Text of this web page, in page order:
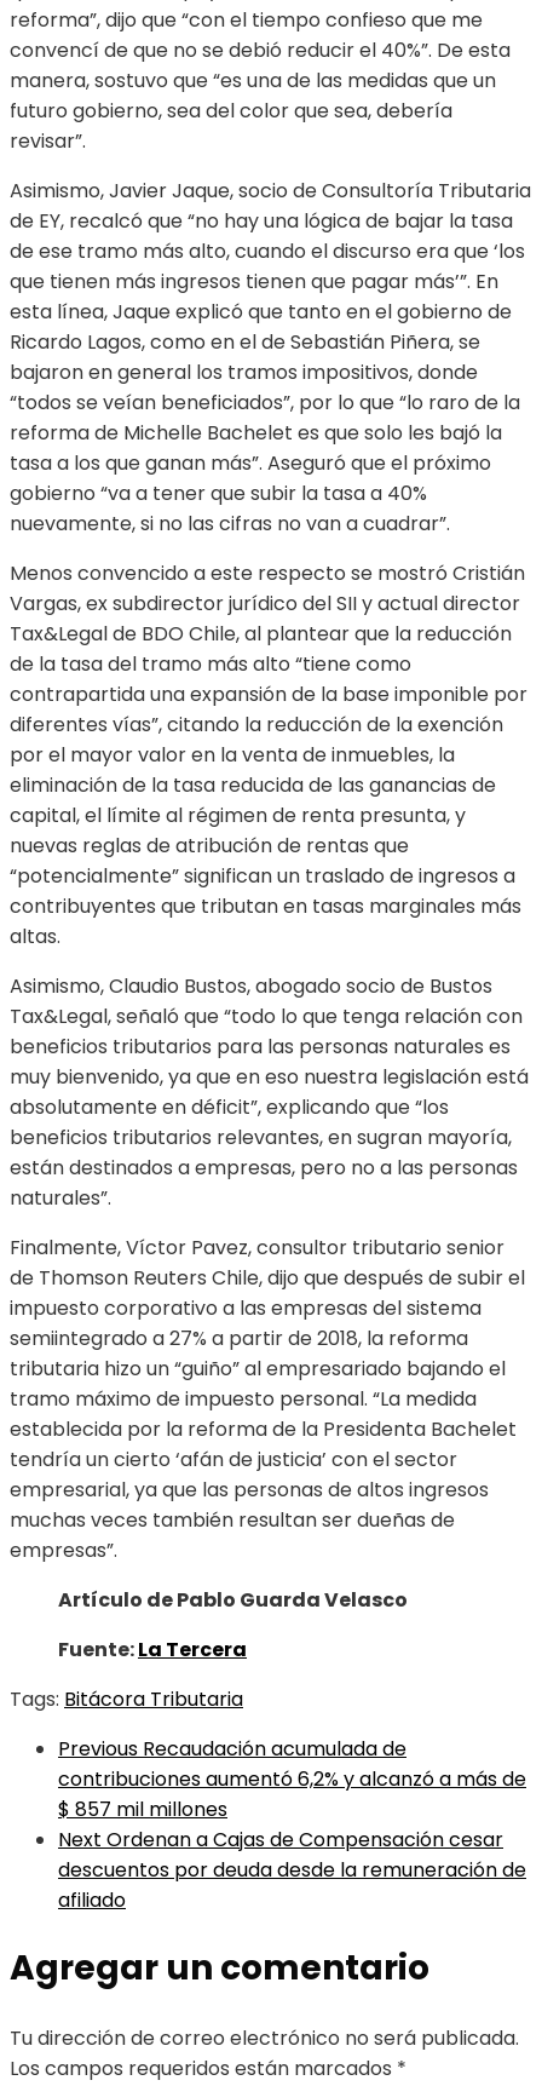
reforma”, dijo que “con el tiempo confieso que me
convencí de que no se debió reducir el 40%”. De esta
manera, sostuvo que “es una de las medidas que un
futuro gobierno, sea del color que sea, debería
revisar”.
Asimismo, Javier Jaque, socio de Consultoría Tributaria
de EY, recalcó que “no hay una lógica de bajar la tasa
de ese tramo más alto, cuando el discurso era que ‘los
que tienen más ingresos tienen que pagar más’”. En
esta línea, Jaque explicó que tanto en el gobierno de
Ricardo Lagos, como en el de Sebastián Piñera, se
bajaron en general los tramos impositivos, donde
“todos se veían beneficiados”, por lo que “lo raro de la
reforma de Michelle Bachelet es que solo les bajó la
tasa a los que ganan más”. Aseguró que el próximo
gobierno “va a tener que subir la tasa a 40%
nuevamente, si no las cifras no van a cuadrar”.
Menos convencido a este respecto se mostró Cristián
Vargas, ex subdirector jurídico del SII y actual director
Tax&Legal de BDO Chile, al plantear que la reducción
de la tasa del tramo más alto “tiene como
contrapartida una expansión de la base imponible por
diferentes vías”, citando la reducción de la exención
por el mayor valor en la venta de inmuebles, la
eliminación de la tasa reducida de las ganancias de
capital, el límite al régimen de renta presunta, y
nuevas reglas de atribución de rentas que
“potencialmente” significan un traslado de ingresos a
contribuyentes que tributan en tasas marginales más
altas.
Asimismo, Claudio Bustos, abogado socio de Bustos
Tax&Legal, señaló que “todo lo que tenga relación con
beneficios tributarios para las personas naturales es
muy bienvenido, ya que en eso nuestra legislación está
absolutamente en déficit”, explicando que “los
beneficios tributarios relevantes, en sugran mayoría,
están destinados a empresas, pero no a las personas
naturales”.
Finalmente, Víctor Pavez, consultor tributario senior
de Thomson Reuters Chile, dijo que después de subir el
impuesto corporativo a las empresas del sistema
semiintegrado a 27% a partir de 2018, la reforma
tributaria hizo un “guiño” al empresariado bajando el
tramo máximo de impuesto personal. “La medida
establecida por la reforma de la Presidenta Bachelet
tendría un cierto ‘afán de justicia’ con el sector
empresarial, ya que las personas de altos ingresos
muchas veces también resultan ser dueñas de
empresas”.
Artículo de Pablo Guarda Velasco
Fuente:La Tercera
Tags: Bitácora Tributaria
Previous Recaudación acumulada de
contribuciones aumentó 6,2% y alcanzó a más de
$ 857 mil millones
Next Ordenan a Cajas de Compensación cesar
descuentos por deuda desde la remuneración de
afiliado
Agregar un comentario
Tu dirección de correo electrónico no será publicada.
Los campos requeridos están marcados *